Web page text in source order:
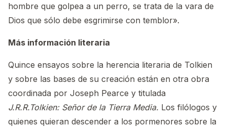
hombre que golpea a un perro, se trata de la vara de
Dios que sólo debe esgrimirse con temblor».
Más información literaria
Quince ensayos sobre la herencia literaria de Tolkien
y sobre las bases de su creación están en otra obra
coordinada por Joseph Pearce y titulada
J.R.R.Tolkien: Señor de la Tierra Media. Los filólogos y
quienes quieran descender a los pormenores sobre la